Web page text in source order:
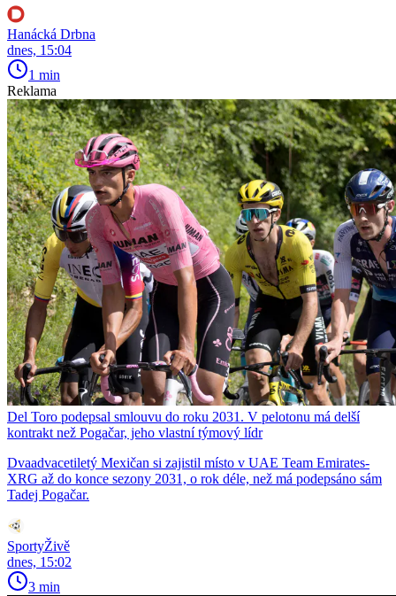
Hanácká Drbna
dnes, 15:04
1 min
Reklama
Del Toro podepsal smlouvu do roku 2031. V pelotonu má delší
kontrakt než Pogačar, jeho vlastní týmový lídr
Dvaadvacetiletý Mexičan si zajistil místo v UAE Team Emirates-
XRG až do konce sezony 2031, o rok déle, než má podepsáno sám
Tadej Pogačar.
SportyŽivě
dnes, 15:02
3 min